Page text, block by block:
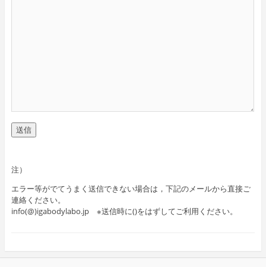
注）
エラー等がでてうまく送信できない場合は，下記のメールから直接ご
連絡ください。
info(@)igabodylabo.jp ※送信時に()をはずしてご利用ください。